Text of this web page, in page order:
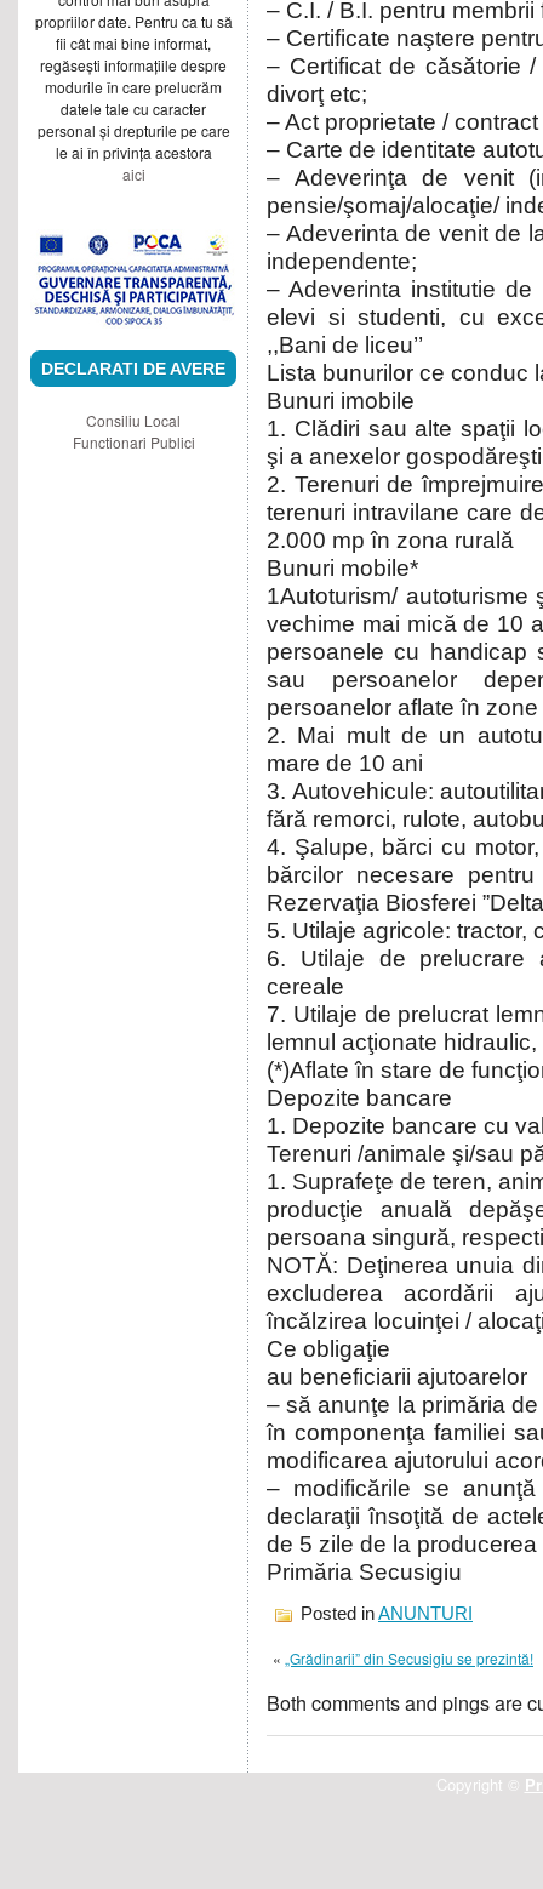
propriilor date. Pentru ca tu să
fii cât mai bine informat,
regăsești informațiile despre
modurile în care prelucrăm
datele tale cu caracter
personal și drepturile pe care
le ai în privința acestora
aici
DECLARATI DE AVERE
Consiliu Local
Functionari Publici
– C.I. / B.I. pentru
– Certificate naştere
– Certificat de căsătorie
divorţ etc;
– Act proprietate /
– Carte de identitate
– Adeverinţa de venit
pensie/şomaj/alocaţie/
– Adeverinta de venit de
independente;
– Adeverinta institutie
elevi si studenti, cu
,,Bani de liceu’’
Lista bunurilor ce conduc
Bunuri imobile
1. Clădiri sau alte spaţii
şi a anexelor gospodăreşti
2. Terenuri de
terenuri intravilane care
2.000 mp în zona rurală
Bunuri mobile*
1Autoturism/
vechime mai mică de 10
persoanele cu handicap
sau persoanelor
persoanelor aflate în
2. Mai mult de un
mare de 10 ani
3. Autovehicule:
fără remorci, rulote,
4. Şalupe, bărci cu
bărcilor necesare
Rezervaţia Biosferei
5. Utilaje agricole: tractor,
6. Utilaje de prelucrare
cereale
7. Utilaje de prelucrat
lemnul acţionate
(*)Aflate în stare de
Depozite bancare
1. Depozite bancare cu
Terenuri /animale şi/sau
1. Suprafeţe de teren,
producţie anuală
persoana singură,
NOTĂ: Deţinerea unuia
excluderea acordării
încălzirea locuinţei /
Ce obligaţie
au beneficiarii ajutoarelor
– să anunţe la primăria
în componenţa familiei
modificarea ajutorului
– modificările se
declaraţii însoţită de
de 5 zile de la
Primăria Secusigiu
Posted inANUNTURI
« „Grădinarii” din Secusigiu se prezintă!
Both comments and pings are
Copyright ©